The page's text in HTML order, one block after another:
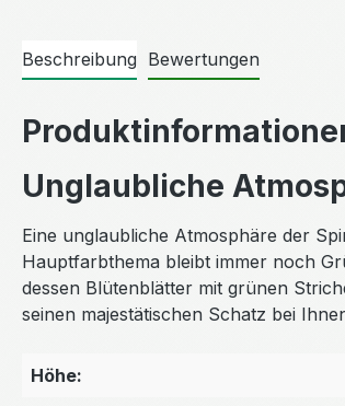
Beschreibung Bewertungen
Unglaubliche
Eine unglaubliche Atmosphäre der
Hauptfarbthema bleibt immer noch
dessen Blütenblätter mit grünen
seinen majestätischen Schatz bei
Höhe: